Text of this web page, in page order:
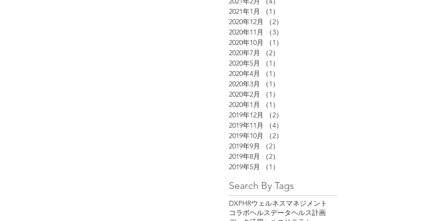
2021年1月
（1）
2020年12月
（2）
2020年11月
（3）
2020年10月
（1）
2020年7月
（2）
2020年5月
（1）
2020年4月
（1）
2020年3月
（1）
2020年2月
（1）
2020年1月
（1）
2019年12月
（2）
2019年11月
（4）
2019年10月
（2）
2019年9月
（2）
2019年8月
（2）
2019年5月
（1）
Search By Tags
DXPHRウェルネスマネジメント
コラボヘルスデータヘルス計画